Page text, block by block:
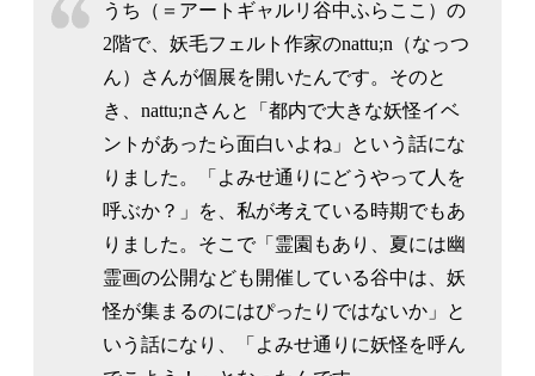
うち（＝アートギャルリ谷中ふらここ）の
2階で、妖毛フェルト作家のnattu;n（なっつ
ん）さんが個展を開いたんです。そのと
き、nattu;nさんと「都内で大きな妖怪イベ
ントがあったら面白いよね」という話にな
りました。「よみせ通りにどうやって人を
呼ぶか？」を、私が考えている時期でもあ
りました。そこで「霊園もあり、夏には幽
霊画の公開なども開催している谷中は、妖
怪が集まるのにはぴったりではないか」と
いう話になり、「よみせ通りに妖怪を呼ん